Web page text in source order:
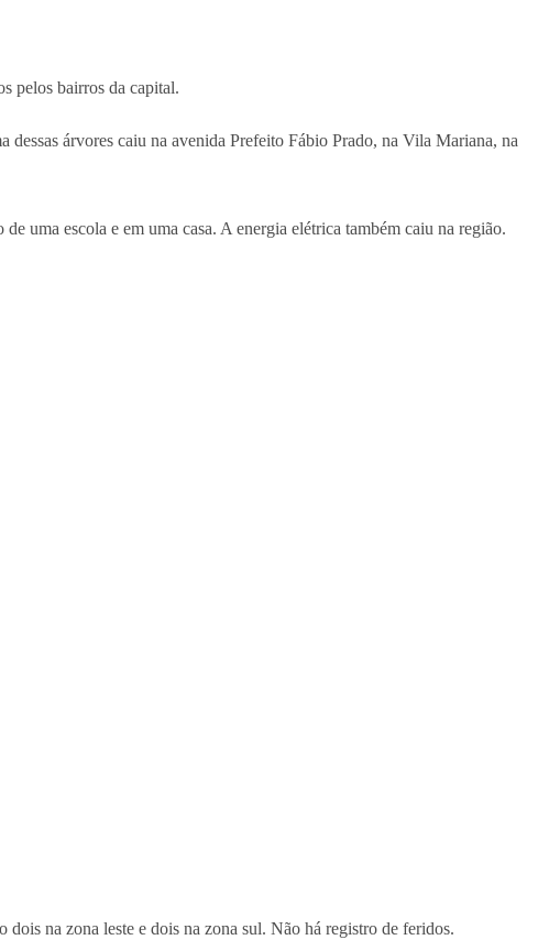
pelos bairros da capital.
árvores caiu na avenida Prefeito Fábio Prado, na Vila Mariana, na
uma escola e em uma casa. A energia elétrica também caiu na região.
dois na zona leste e dois na zona sul. Não há registro de feridos.